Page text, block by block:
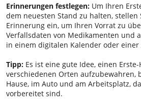
Erinnerungen festlegen: Um Ihren
dem neuesten Stand zu halten, stellen
Erinnerung ein, um Ihren Vorrat zu
Verfallsdaten von Medikamenten und
in einem digitalen Kalender oder einer
Tipp: Es ist eine gute Idee, einen
verschiedenen Orten aufzubewahren,
Hause, im Auto und am Arbeitsplatz,
vorbereitet sind.